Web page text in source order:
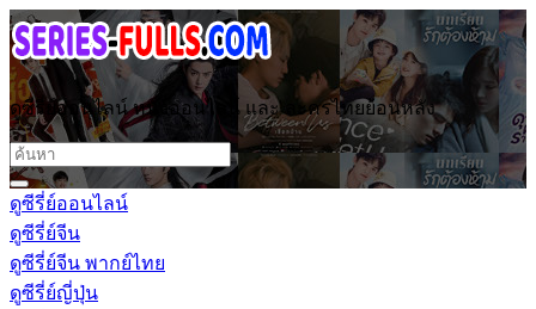
ดูซีรี่ย์ออนไลน์ หนังออนไลน์ และ ละครไทยย้อนหลัง
ดูซีรี่ย์ออนไลน์
ดูซีรี่ย์จีน
ดูซีรี่ย์จีน พากย์ไทย
ดูซีรี่ย์ญี่ปุ่น